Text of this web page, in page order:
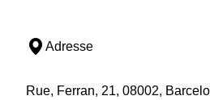
Adresse
Rue, Ferran, 21, 08002,